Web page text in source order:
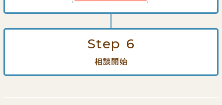
Step 6
相談開始